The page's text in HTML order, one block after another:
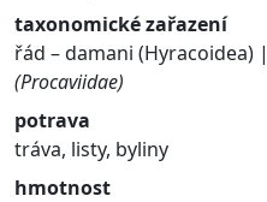
taxonomické zařazení
řád – damani (Hyracoidea)
(Procaviidae)
potrava
tráva, listy, byliny
hmotnost